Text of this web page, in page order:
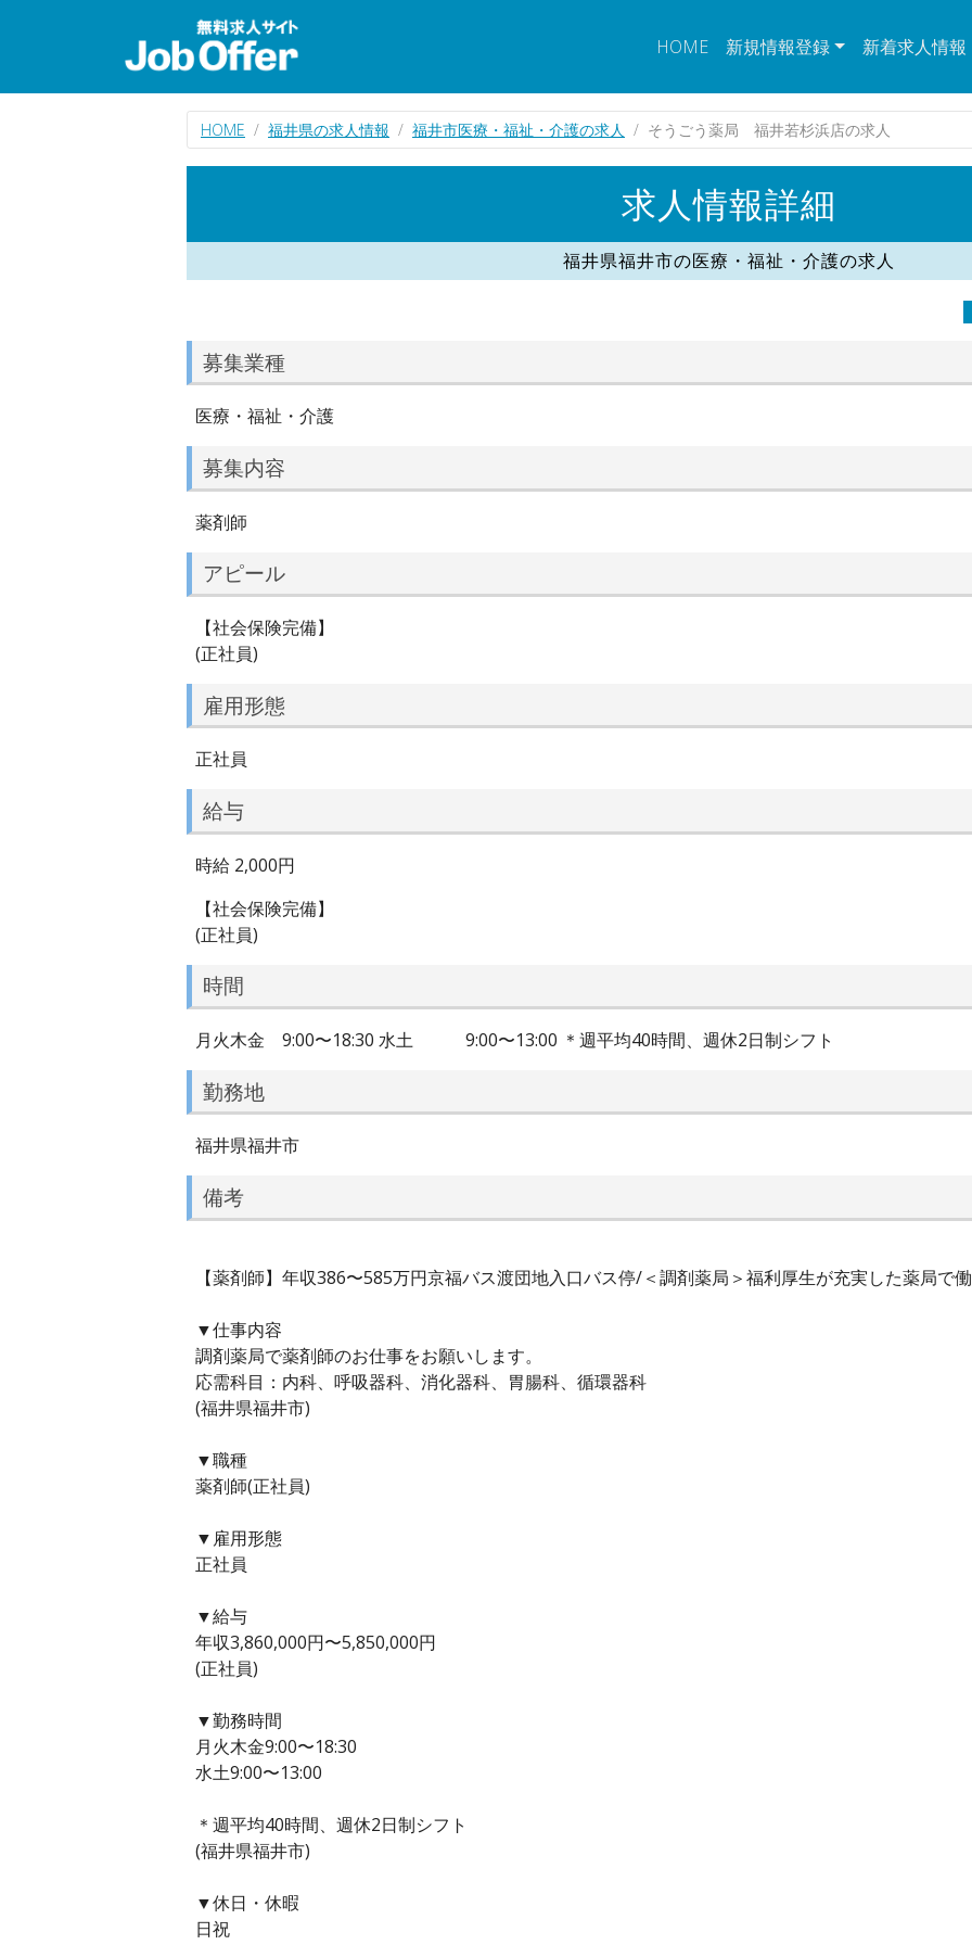
HOME 新規情報登録 新着求人情報
HOME 福井県の求人情報 福井市医療・福祉・介護の求人 そうごう薬局 福井若杉浜店の求人
求人情報詳細
福井県福井市の医療・福祉・介護の求人
募集業種
医療・福祉・介護
募集内容
薬剤師
アピール
【社会保険完備】
(正社員)
雇用形態
正社員
給与
時給 2,000円
【社会保険完備】
(正社員)
時間
月火木金 9:00〜18:30 水土 9:00〜13:00 ＊週平均40時間、週休2日制シフト
勤務地
福井県福井市
備考
【薬剤師】年収386〜585万円京福バス渡団地入口バス停/＜調剤薬局＞福利厚生が充実した薬局で
▼仕事内容
調剤薬局で薬剤師のお仕事をお願いします。
応需科目：内科、呼吸器科、消化器科、胃腸科、循環器科
(福井県福井市)
▼職種
薬剤師(正社員)
▼雇用形態
正社員
▼給与
年収3,860,000円〜5,850,000円
(正社員)
▼勤務時間
月火木金9:00〜18:30
水土9:00〜13:00
＊週平均40時間、週休2日制シフト
(福井県福井市)
▼休日・休暇
日祝